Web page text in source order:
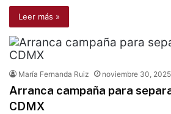
Leer más »
María Fernanda Ruiz noviembre 30, 2025
Arranca campaña para
CDMX